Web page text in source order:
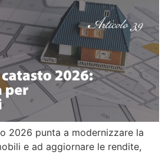
2026 punta a modernizzare la
e ad aggiornare le rendite,